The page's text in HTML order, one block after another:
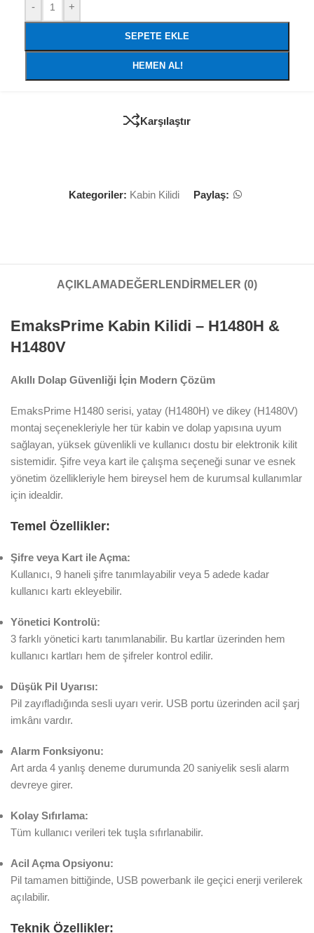
- +
SEPETE EKLE
HEMEN AL!
Karşılaştır
Kategoriler: Kabin Kilidi Paylaş:
AÇIKLAMA DEĞERLENDIRMELER (0)
EmaksPrime Kabin Kilidi – H1480H &
H1480V
Akıllı Dolap Güvenliği İçin Modern Çözüm
EmaksPrime H1480 serisi, yatay (H1480H) ve dikey (H1480V)
montaj seçenekleriyle her tür kabin ve dolap yapısına uyum
sağlayan, yüksek güvenlikli ve kullanıcı dostu bir elektronik kilit
sistemidir. Şifre veya kart ile çalışma seçeneği sunar ve esnek
yönetim özellikleriyle hem bireysel hem de kurumsal kullanımlar
için idealdir.
Temel Özellikler:
Şifre veya Kart ile Açma:
Kullanıcı, 9 haneli şifre tanımlayabilir veya 5 adede kadar
kullanıcı kartı ekleyebilir.
Yönetici Kontrolü:
3 farklı yönetici kartı tanımlanabilir. Bu kartlar üzerinden hem
kullanıcı kartları hem de şifreler kontrol edilir.
Düşük Pil Uyarısı:
Pil zayıfladığında sesli uyarı verir. USB portu üzerinden acil şarj
imkânı vardır.
Alarm Fonksiyonu:
Art arda 4 yanlış deneme durumunda 20 saniyelik sesli alarm
devreye girer.
Kolay Sıfırlama:
Tüm kullanıcı verileri tek tuşla sıfırlanabilir.
Acil Açma Opsiyonu:
Pil tamamen bittiğinde, USB powerbank ile geçici enerji verilerek
açılabilir.
Teknik Özellikler: